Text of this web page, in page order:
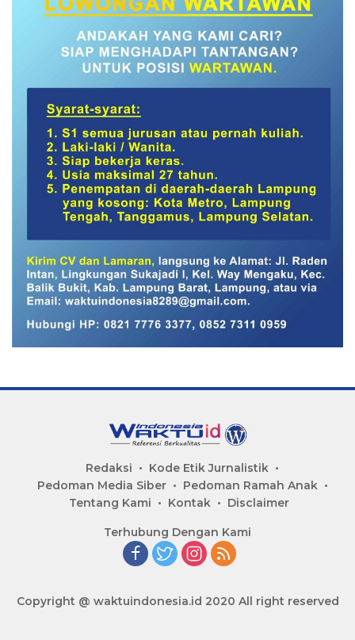
Redaksi
Kode Etik Jurnalistik
Pedoman Media Siber
Pedoman Ramah Anak
Tentang Kami
Kontak Disclaimer
Terhubung Dengan Kami
Copyright @ waktuindonesia.id 2020 All right reserved